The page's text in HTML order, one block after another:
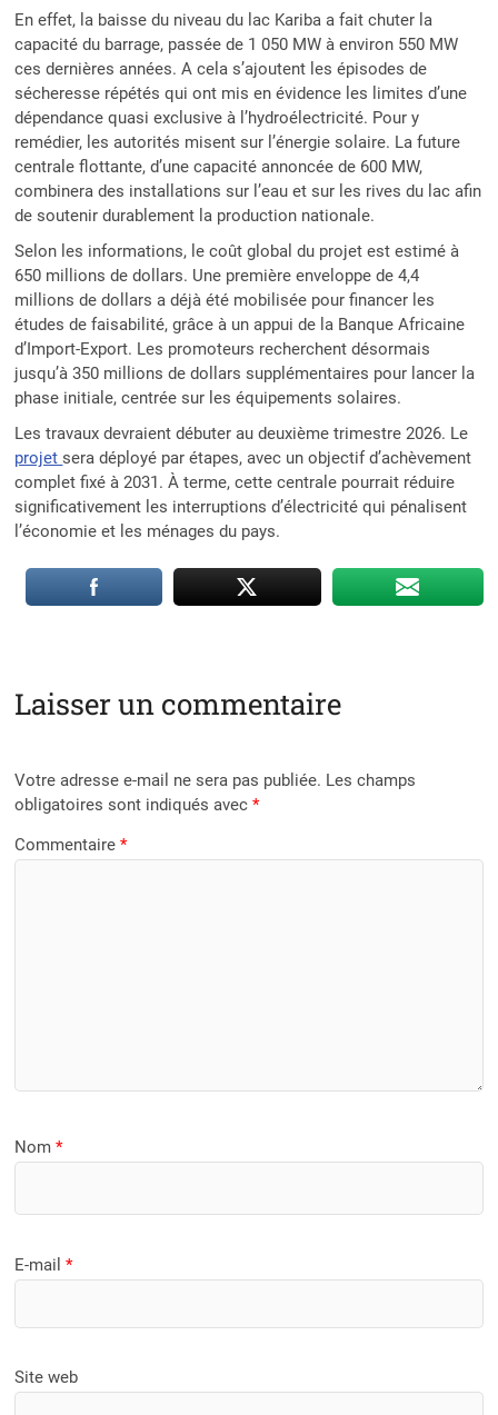
En effet, la baisse du niveau du lac Kariba a fait chuter la
capacité du barrage, passée de 1 050 MW à environ 550 MW
ces dernières années. A cela s’ajoutent les épisodes de
sécheresse répétés qui ont mis en évidence les limites d’une
dépendance quasi exclusive à l’hydroélectricité. Pour y
remédier, les autorités misent sur l’énergie solaire. La future
centrale flottante, d’une capacité annoncée de 600 MW,
combinera des installations sur l’eau et sur les rives du lac afin
de soutenir durablement la production nationale.
Selon les informations, le coût global du projet est estimé à
650 millions de dollars. Une première enveloppe de 4,4
millions de dollars a déjà été mobilisée pour financer les
études de faisabilité, grâce à un appui de la Banque Africaine
d’Import-Export. Les promoteurs recherchent désormais
jusqu’à 350 millions de dollars supplémentaires pour lancer la
phase initiale, centrée sur les équipements solaires.
Les travaux devraient débuter au deuxième trimestre 2026. Le
projetsera déployé par étapes, avec un objectif d’achèvement
complet fixé à 2031. À terme, cette centrale pourrait réduire
significativement les interruptions d’électricité qui pénalisent
l’économie et les ménages du pays.
Laisser un commentaire
Votre adresse e-mail ne sera pas publiée. Les champs
obligatoires sont indiqués avec*
Commentaire*
Nom*
E-mail*
Site web